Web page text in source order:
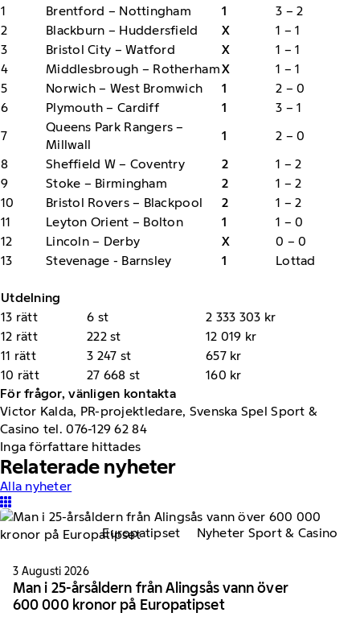
1
Brentford – Nottingham 1
3 – 2
2
Blackburn – Huddersfield X
1 – 1
3
Bristol City – Watford X
1 – 1
4
Middlesbrough – RotherhamX
1 – 1
5
Norwich – West Bromwich 1
2 – 0
6
Plymouth – Cardiff 1
3 – 1
7
Queens Park Rangers –
Millwall
1
2 – 0
8
Sheffield W – Coventry 2
1 – 2
9
Stoke – Birmingham 2
1 – 2
10
Bristol Rovers – Blackpool 2
1 – 2
11
Leyton Orient – Bolton 1
1 – 0
12
Lincoln – Derby X
0 – 0
13
Stevenage - Barnsley 1 Lottad
Utdelning
13 rätt
6 st
2 333 303 kr
12 rätt
222 st
12 019 kr
11 rätt
3 247 st
657 kr
10 rätt
27 668 st
160 kr
För frågor, vänligen kontakta
Victor Kalda, PR-projektledare, Svenska Spel Sport &
Casino tel. 076-129 62 84
Inga författare hittades
Relaterade nyheter
Alla nyheter
Europatipset Nyheter Sport & Casino
3 Augusti 2026
Man i 25-årsåldern från Alingsås vann över
600 000 kronor på Europatipset